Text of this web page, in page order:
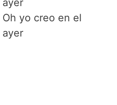
ayer
Oh yo creo en el
ayer